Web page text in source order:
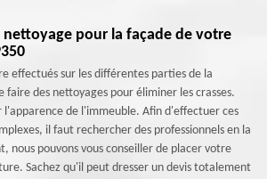
nettoyage pour la façade de votre
effectués sur les différentes parties de la
faire des nettoyages pour éliminer les crasses.
l'apparence de l'immeuble. Afin d'effectuer ces
il faut rechercher des professionnels en la
nous pouvons vous conseiller de placer votre
Sachez qu'il peut dresser un devis totalement